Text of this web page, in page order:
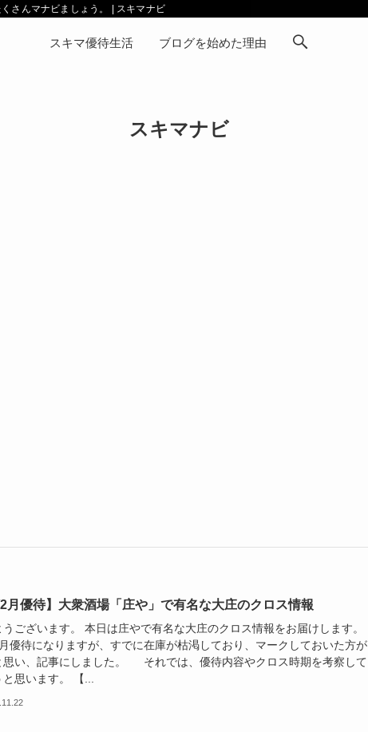
さんマナビましょう。 | スキマナビ
スキマナビ
スキマ優待生活 ブログを始めた理由
月優待】大衆酒場「庄や」で有名な大庄のクロス情報
ございます。 本日は庄やで有名な大庄のクロス情報をお届けします。
優待になりますが、すでに在庫が枯渇しており、マークしておいた方が
思い、記事にしました。 それでは、優待内容やクロス時期を考察して
と思います。 【...